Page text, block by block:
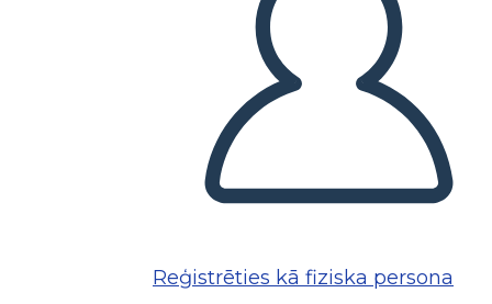
Reģistrēties kā fiziska persona